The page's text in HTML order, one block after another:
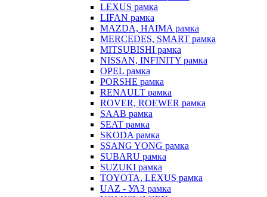
LEXUS рамка
LIFAN рамка
MAZDA, HAIMA рамка
MERCEDES, SMART рамка
MITSUBISHI рамка
NISSAN, INFINITY рамка
OPEL рамка
PORSHE рамка
RENAULT рамка
ROVER, ROEWER рамка
SAAB рамка
SEAT рамка
SKODA рамка
SSANG YONG рамка
SUBARU рамка
SUZUKI рамка
TOYOTA, LEXUS рамка
UAZ - УАЗ рамка